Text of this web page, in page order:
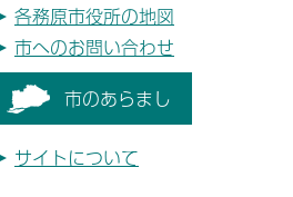
各務原市役所の地図
市へのお問い合わせ
市のあらまし
サイトについて